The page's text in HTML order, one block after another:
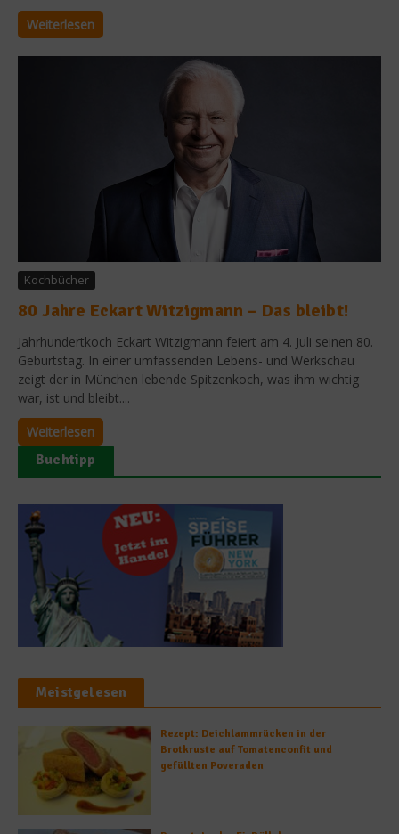
Weiterlesen
Kochbücher
80 Jahre Eckart Witzigmann – Das bleibt!
Jahrhundertkoch Eckart Witzigmann feiert am 4. Juli seinen 80.
Geburtstag. In einer umfassenden Lebens- und Werkschau
zeigt der in München lebende Spitzenkoch, was ihm wichtig
war, ist und bleibt....
Weiterlesen
Buchtipp
Meistgelesen
Rezept: Deichlammrücken in der
Brotkruste auf Tomatenconfit und
gefüllten Poveraden